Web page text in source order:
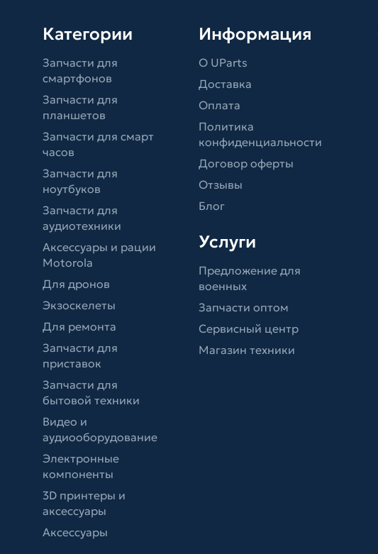
Категории
Запчасти для
смартфонов
Запчасти для
планшетов
Запчасти для смарт
часов
Запчасти для
ноутбуков
Запчасти для
аудиотехники
Аксессуары и рации
Motorola
Для дронов
Экзоскелеты
Для ремонта
Запчасти для
приставок
Запчасти для
бытовой техники
Видео и
аудиооборудование
Электронные
компоненты
3D принтеры и
аксессуары
Аксессуары
Информация
О UParts
Доставка
Оплата
Политика
конфиденциальности
Договор оферты
Отзывы
Блог
Услуги
Предложение для
военных
Запчасти оптом
Сервисный центр
Магазин техники